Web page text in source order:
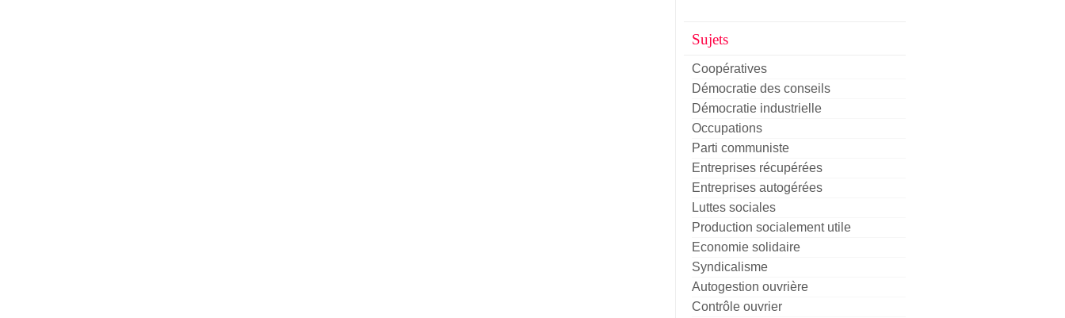
Sujets
Coopératives
Démocratie des conseils
Démocratie industrielle
Occupations
Parti communiste
Entreprises récupérées
Entreprises autogérées
Luttes sociales
Production socialement utile
Economie solidaire
Syndicalisme
Autogestion ouvrière
Contrôle ouvrier